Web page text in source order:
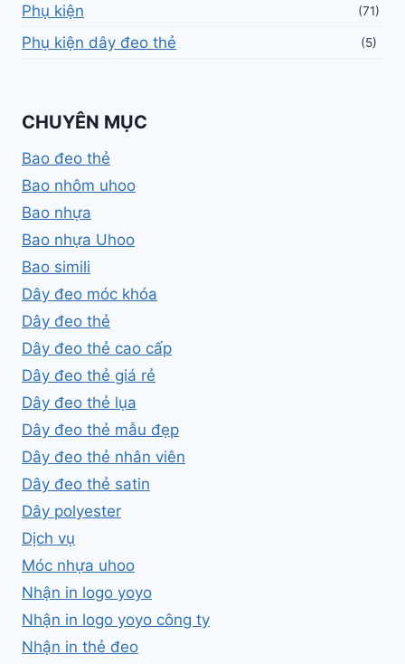
Phụ kiện (71)
Phụ kiện dây đeo thẻ (5)
CHUYÊN MỤC
Bao đeo thẻ
Bao nhôm uhoo
Bao nhựa
Bao nhựa Uhoo
Bao simili
Dây đeo móc khóa
Dây đeo thẻ
Dây đeo thẻ cao cấp
Dây đeo thẻ giá rẻ
Dây đeo thẻ lụa
Dây đeo thẻ mẫu đẹp
Dây đeo thẻ nhân viên
Dây đeo thẻ satin
Dây polyester
Dịch vụ
Móc nhựa uhoo
Nhận in logo yoyo
Nhận in logo yoyo công ty
Nhận in thẻ đeo